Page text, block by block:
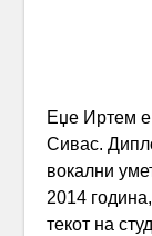
Еџе Иртем е
Сивас.
вокални
2014
текот на